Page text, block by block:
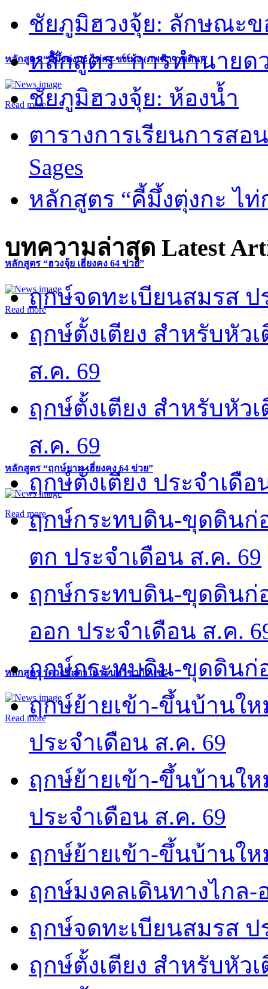
หลักสูตร “คี้มึ้งตุ่งกะ ไท่กง-ขงเม้ง (ภพฟ้า ภพดิน)”
Read more
หลักสูตร “ฮวงจุ้ย เฮี่ยงคง 64 ข่วย”
Read more
หลักสูตร “ฤกษ์ยาม เฮี่ยงคง 64 ข่วย”
Read more
หลักสูตร “ดวงชะตาในระบบวิชากิวแช”
Read more
ชัยภูมิฮวงจุ้ย: ลักษณะ
หลักสูตร “การทำนายด
ชัยภูมิฮวงจุ้ย: ห้องน้ำ
ตารางการเรียนการส
Sages
หลักสูตร “คี้มึ้งตุ่งกะ ไ
บทความล่าสุด Latest
ฤกษ์จดทะเบียนสมรส ป
ฤกษ์ตั้งเตียง สำหรับหัว
ส.ค. 69
ฤกษ์ตั้งเตียง สำหรับหัว
ส.ค. 69
ฤกษ์ตั้งเตียง ประจำเดือ
ฤกษ์กระทบดิน-ขุดดินก่
ตก ประจำเดือน ส.ค. 69
ฤกษ์กระทบดิน-ขุดดินก่
ออก ประจำเดือน ส.ค.
ฤกษ์กระทบดิน-ขุดดินก่
ฤกษ์ย้ายเข้า-ขึ้นบ้านใ
ประจำเดือน ส.ค. 69
ฤกษ์ย้ายเข้า-ขึ้นบ้านใ
ประจำเดือน ส.ค. 69
ฤกษ์ย้ายเข้า-ขึ้นบ้านให
ฤกษ์มงคลเดินทางไกล-
ฤกษ์จดทะเบียนสมรส ป
ฤกษ์ตั้งเตียง สำหรับหัว